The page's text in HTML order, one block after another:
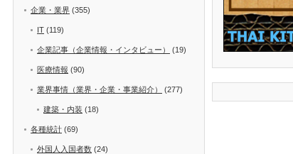
企業・業界 (355)
IT (119)
企業記事（企業情報・インタビュー） (19)
医療情報 (90)
業界事情（業界・企業・事業紹介） (277)
建築・内装 (18)
各種統計 (69)
外国人入国者数 (24)